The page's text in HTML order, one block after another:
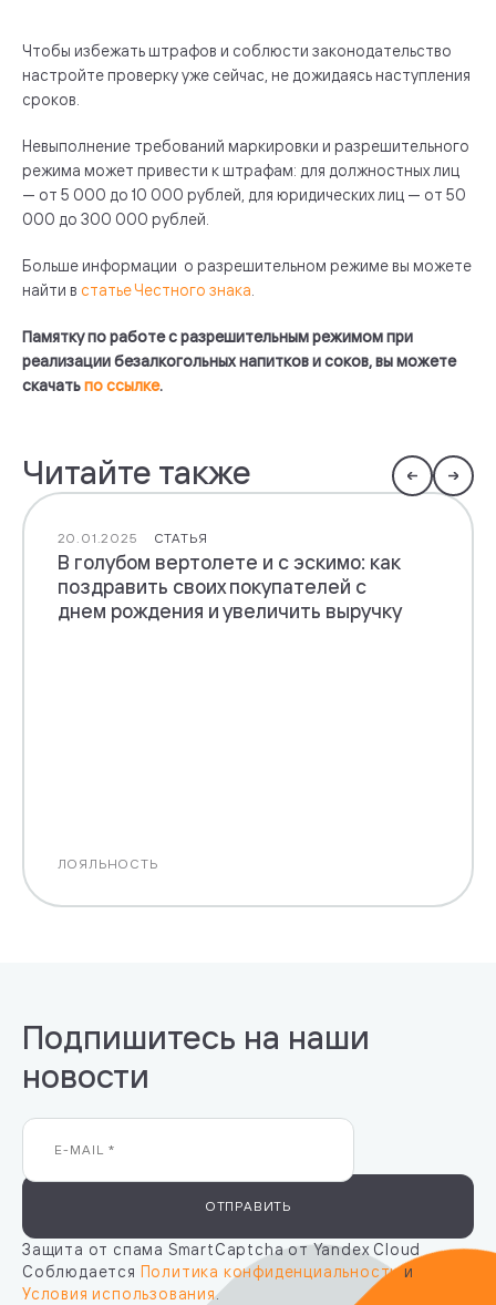
Чтобы избежать штрафов и соблюсти законодательство
настройте проверку уже сейчас, не дожидаясь наступления
сроков.
Невыполнение требований маркировки и разрешительного
режима может привести к штрафам: для должностных лиц
— от 5 000 до 10 000 рублей, для юридических лиц — от 50
000 до 300 000 рублей.
Больше информации о разрешительном режиме вы можете
найти в статье Честного знака
Памятку по работе с разрешительным режимом при
реализации безалкогольных напитков и соков, вы можете
скачатьпо ссылке.
Читайте также
20.01.2025 СТАТЬЯ
В голубом вертолете и с эскимо: как
поздравить своих покупателей с
днем рождения и увеличить выручку
ЛОЯЛЬНОСТЬ
Подпишитесь на наши
новости
ОТПРАВИТЬ
Защита от спама SmartCaptcha от Yandex Cloud
Соблюдается Политика конфиденциальностии
Условия использования.